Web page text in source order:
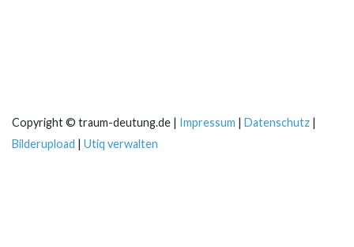
Copyright © traum-deutung.de | Impressum | Datenschutz |
Bilderupload | Utiq verwalten